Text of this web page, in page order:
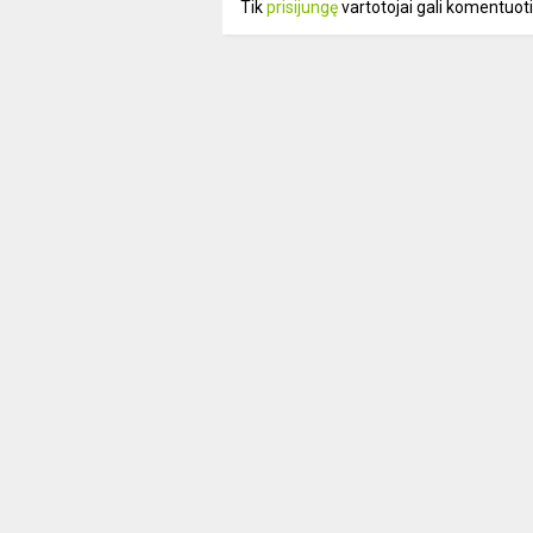
Tikprisijungęvartotojai gali